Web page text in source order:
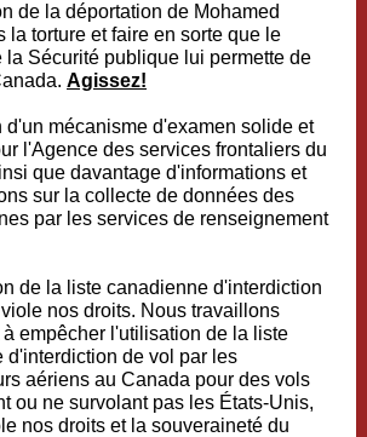
de la déportation de Mohamed
la torture et faire en sorte que le
la Sécurité publique lui permette de
Agissez!
d'un mécanisme d'examen solide et
l'Agence des services frontaliers du
que davantage d'informations et
sur la collecte de données des
par les services de renseignement
de la liste canadienne d'interdiction
nos droits. Nous travaillons
empêcher l'utilisation de la liste
d'interdiction de vol par les
aériens au Canada pour des vols
ou ne survolant pas les États-Unis,
nos droits et la souveraineté du